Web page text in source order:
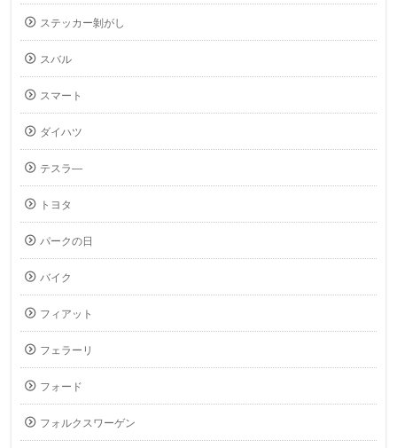
ステッカー剝がし
スバル
スマート
ダイハツ
テスラ―
トヨタ
パークの日
バイク
フィアット
フェラーリ
フォード
フォルクスワーゲン